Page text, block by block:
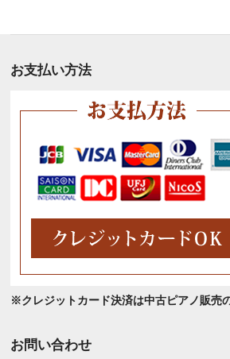
カ
イ
お支払い方法
※クレジットカード決済は中古ピアノ販売
お問い合わせ